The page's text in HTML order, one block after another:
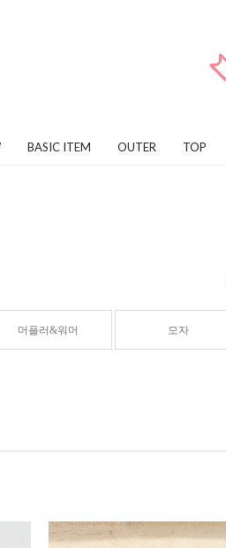
BASIC ITEM OUTER TOP
머플러&워머 모자